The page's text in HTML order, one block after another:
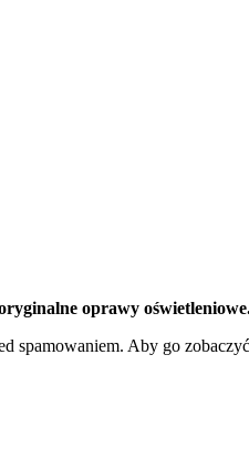
oprawy
spamowaniem. Aby go